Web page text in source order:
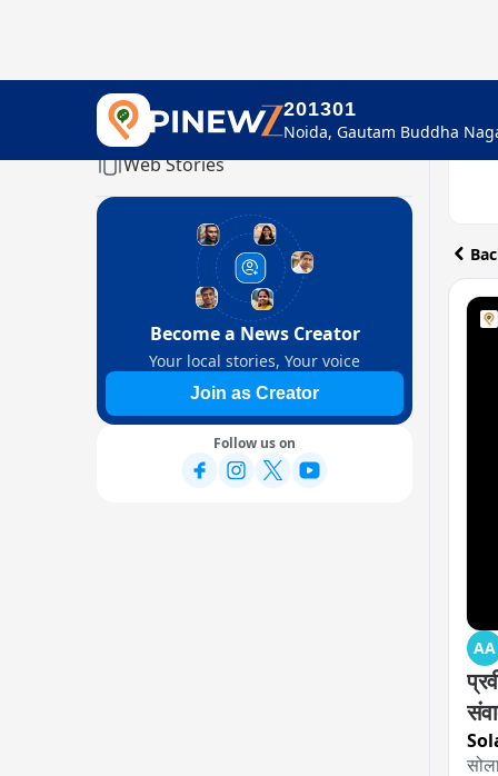
201301
Home
Web Stories
Become a News Creator
Your local stories, Your voice
Join as Creator
Follow us on
AA